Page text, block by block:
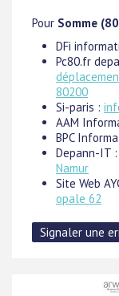
Pour Somme
DFi
Pc80.fr
80200
Si-paris :
AAM
BPC
Depann-IT :
Namur
Site Web
opale 62